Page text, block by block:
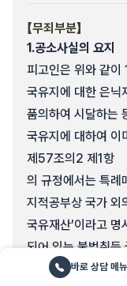
【무죄부분】
1.공소사실의 요지
피고인은 위와 같이
국유지에 대한 은닉
품의하여 시달하는
국유지에 대하여 이
제57조의2 제1항
의 규정에서는 특례
지적공부상 국가 외
국유재산’이라고
되어 있는 불법취득
국유재산법시행령
바로 상담 메뉴